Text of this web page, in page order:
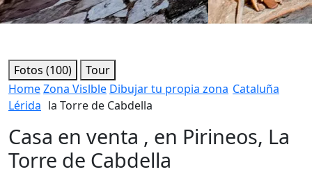
Fotos (100)
Tour
HomeZona Vislble Dibujar tu propia zona Cataluña
Lérida la Torre de Cabdella
Casa en venta , en Pirineos, La
Torre de Cabdella